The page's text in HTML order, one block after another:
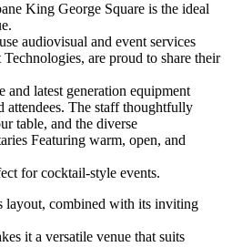
King George Square is the ideal
audiovisual and event services
are proud to share their
and latest generation equipment
attendees. The staff thoughtfully
table, and the diverse
Featuring warm, open, and
for cocktail-style events.
layout, combined with its inviting
it a versatile venue that suits